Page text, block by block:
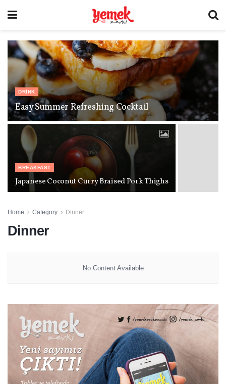
DRINK
Easy Summer Refreshing Cocktail
BREAKFAST
Japanese Coconut Curry Braised Pork Thighs
Home Category Dinner
Dinner
No Content Available